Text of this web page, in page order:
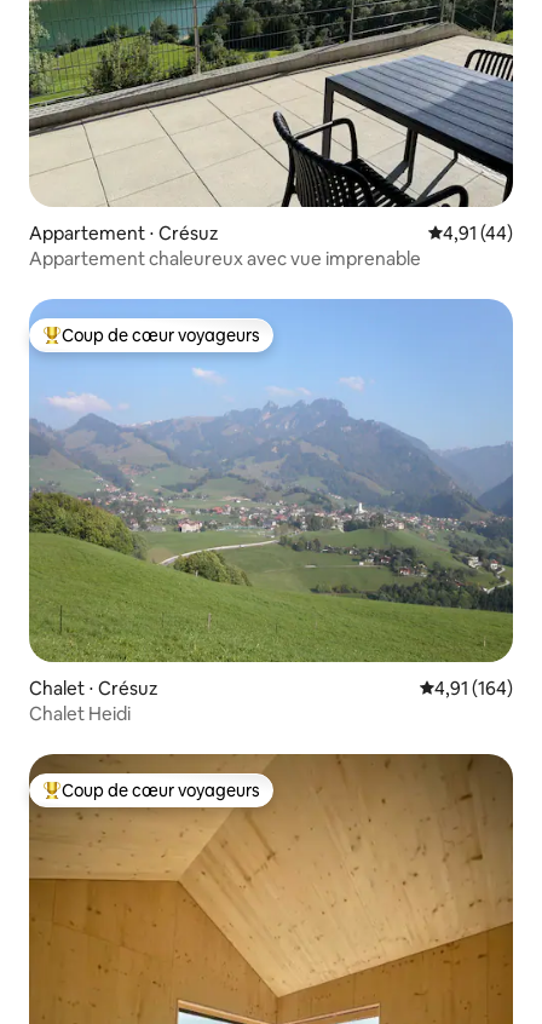
Appartement ⋅ Crésuz Évaluation
4,91 (44)
Appartement chaleureux avec vue imprenable
Coups de cœur voyageurs les plus appréciés
Coup de cœur voyageurs
Chalet ⋅ Crésuz Évaluation
4,91 (164)
Chalet Heidi
Coups de cœur voyageurs les plus appréciés
Coup de cœur voyageurs